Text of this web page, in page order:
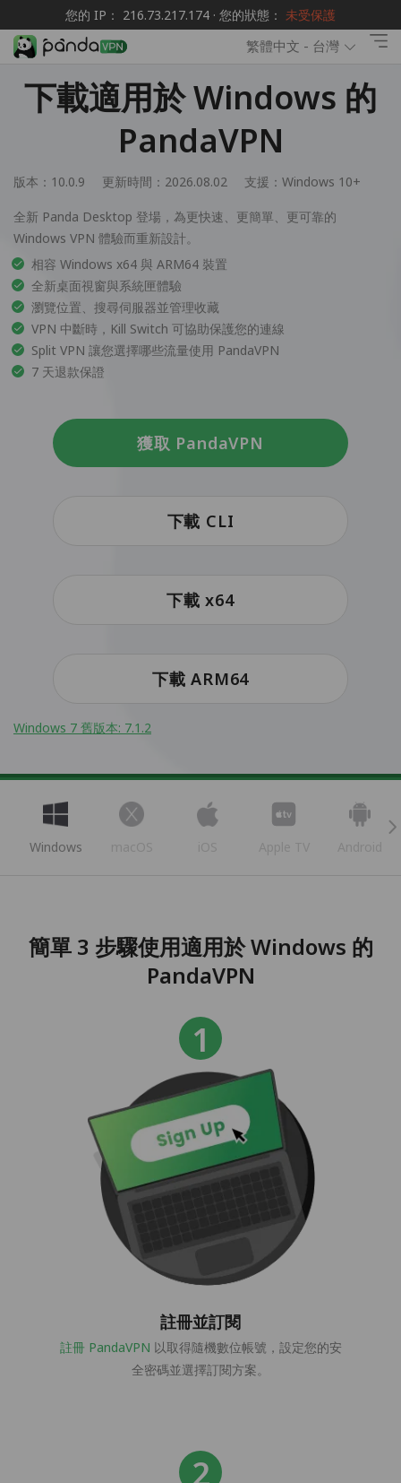
您的 IP： 216.73.217.174 · 您的狀態： 未受保護
繁體中文 - 台灣
下載適用於 Windows 的
PandaVPN
版本：10.0.9 更新時間：2026.08.02 支援： Windows 10+
全新 Panda Desktop 登場，為更快速、更簡單、更可靠的
Windows VPN 體驗而重新設計。
相容 Windows x64 與 ARM64 裝置
全新桌面視窗與系統匣體驗
瀏覽位置、搜尋伺服器並管理收藏
VPN 中斷時，Kill Switch 可協助保護您的連線
Split VPN 讓您選擇哪些流量使用 PandaVPN
7 天退款保證
獲取 PandaVPN
下載 CLI
下載 x64
下載 ARM64
Windows 7 舊版本: 7.1.2
Windows macOS iOS Apple TV Android
簡單 3 步驟使用適用於 Windows 的
PandaVPN
註冊並訂閱
註冊 PandaVPN 以取得隨機數位帳號，設定您的安
全密碼並選擇訂閱方案。